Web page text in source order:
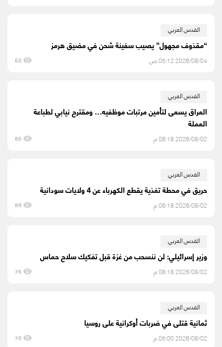
القدس العربي
“مقذوف مجهول” يصيب سفينة شحن في مضيق هرمز
2026/08/04 05:12 ص 62
القدس العربي
العراق يسعى لتأمين مرتبات موظفيه… ومقترح نيابي لطباعة
العملة
2026/08/02 08:18 م 85
القدس العربي
حريق في محطة تغذية يقطع الكهرباء عن 4 ولايات سودانية
2026/08/02 08:18 م 89
القدس العربي
وزير إسرائيلي: لن ننسحب من غزة قبل تفكيك سلاح حماس
2026/08/02 08:18 م 76
القدس العربي
ثمانية قتلى في ضربات أوكرانية على روسيا
2026/08/02 05:00 م 70